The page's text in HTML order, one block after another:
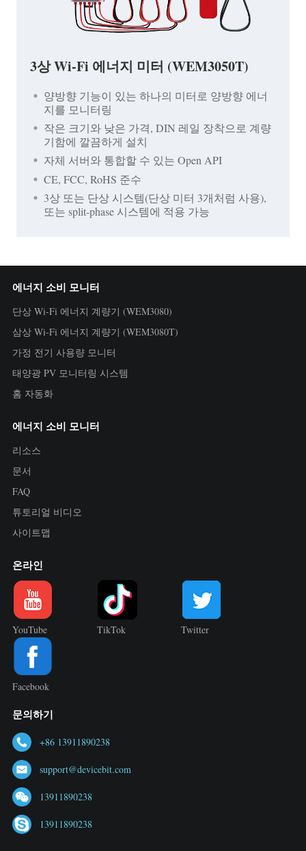
3상 Wi-Fi 에너지 미터 (WEM3050T)
양방향 기능이 있는 하나의 미터로 양방향 에너
지를 모니터링
작은 크기와 낮은 가격, DIN 레일 장착으로 계량
기함에 깔끔하게 설치
자체 서버와 통합할 수 있는 Open API
CE, FCC, RoHS 준수
3상 또는 단상 시스템(단상 미터 3개처럼 사용),
또는 split-phase 시스템에 적용 가능
에너지 소비 모니터
단상 Wi-Fi 에너지 계량기 (WEM3080)
삼상 Wi-Fi 에너지 계량기 (WEM3080T)
가정 전기 사용량 모니터
태양광 PV 모니터링 시스템
홈 자동화
에너지 소비 모니터
리소스
문서
FAQ
튜토리얼 비디오
사이트맵
온라인
YouTube TikTok Twitter
Facebook
문의하기
+86 13911890238
support@devicebit.com
13911890238
13911890238